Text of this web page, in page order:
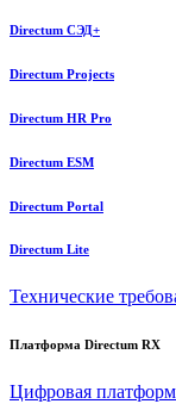
Directum СЭД+
Directum Projects
Directum HR Pro
Directum ESM
Directum Portal
Directum Lite
Технические
Платформа Directum RX
Цифровая